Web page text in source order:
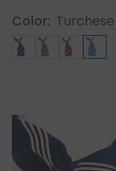
Color: Turchese